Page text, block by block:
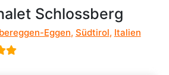
Schlossberg
Eggen, Südtirol, Italien